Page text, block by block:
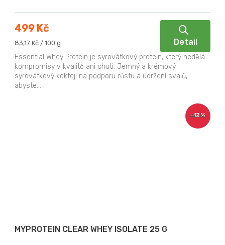
499 Kč
Měrná
83,17 Kč / 100 g Detail
Essential Whey Protein je syrovátkový protein, který nedělá
kompromisy v kvalitě ani chuti. Jemný a krémový
syrovátkový koktejl na podporu růstu a udržení svalů,
abyste...
40 Kč
–12 %
MYPROTEIN CLEAR WHEY ISOLATE 25 G